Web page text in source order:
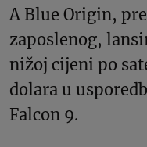
A Blue Origin,
zaposlenog,
nižoj cijeni po
dolara u
Falcon 9.